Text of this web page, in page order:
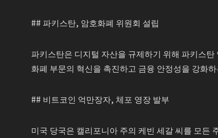
## 파키스탄, 암호화폐 위원회 설립
파키스탄은 디지털 자산을 규제하기 위해 파키스
화폐 부문의 혁신을 촉진하고 금융 안정성을 강화
## 비트코인 억만장자, 체포 영장 발부
미국 당국은 캘리포니아 주의 케빈 세갈 씨를 모든